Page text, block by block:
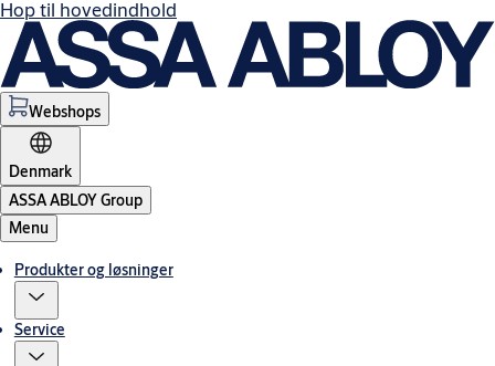
Hop til hovedindhold
Webshops
Denmark
ASSA ABLOY Group
Menu
Produkter og løsninger
Service